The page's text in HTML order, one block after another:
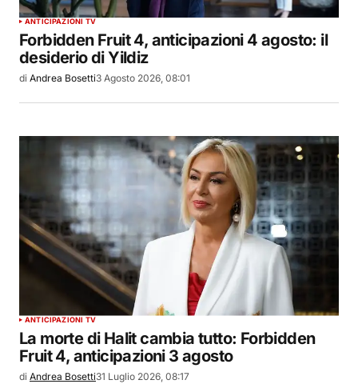
ANTICIPAZIONI TV
Forbidden Fruit 4, anticipazioni 4 agosto: il
desiderio di Yildiz
di Andrea Bosetti3 Agosto 2026, 08:01
ANTICIPAZIONI TV
La morte di Halit cambia tutto: Forbidden
Fruit 4, anticipazioni 3 agosto
di Andrea Bosetti31 Luglio 2026, 08:17